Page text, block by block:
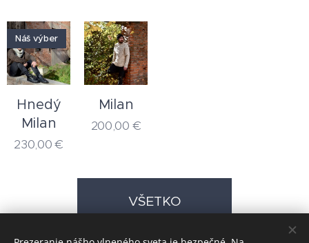
Hnedý
Milan
Náš výber
230,00€
Milan
200,00 €
VŠETKO